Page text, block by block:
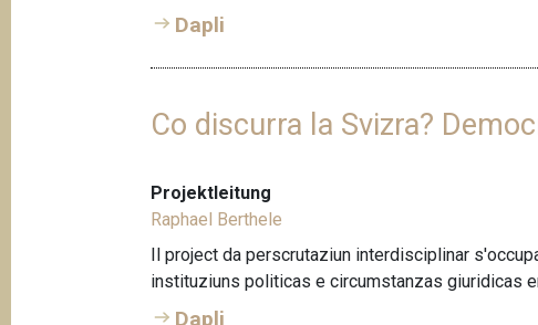
Dapli
Co discurra la Svizra?
Projektleitung
Raphael Berthele
Il project da perscrutaziun interdisciplinar
instituziuns politicas e circumstanzas giuridicas
Dapli